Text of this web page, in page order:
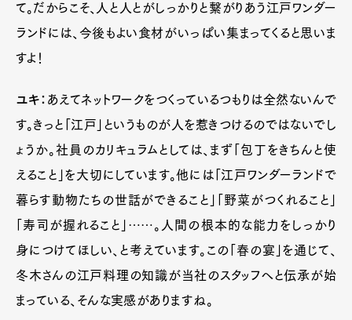
て。だからこそ、人と人とがしっかりと繋がりあう江戸ワンダー
ランドには、今後もよい食材がいっぱい集まってくると思いま
すよ！
ユキ： あえてネットワークをつくっているつもりは全然ないんで
す。きっと「江戸」というものが人を惹きつけるのではないでし
ょうか。社員のカリキュラムとしては、まず「包丁をきちんと使
えること」を大切にしています。他には「江戸ワンダーランドで
暮らす動物たちの世話ができること」「野菜がつくれること」
「寿司が握れること」……。人間の根本的な能力をしっかり
身につけてほしい、と考えています。この「春の宴」を通じて、
冬木さんの江戸料理の知識が当社のスタッフへと伝承が始
まっている、そんな実感がありますね。